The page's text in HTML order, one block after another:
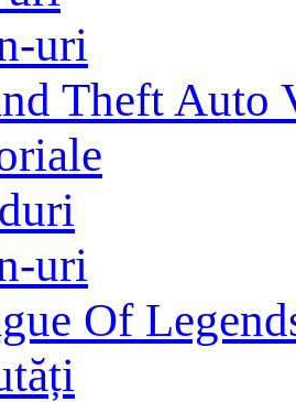
uri
Theft Auto
uri
Of